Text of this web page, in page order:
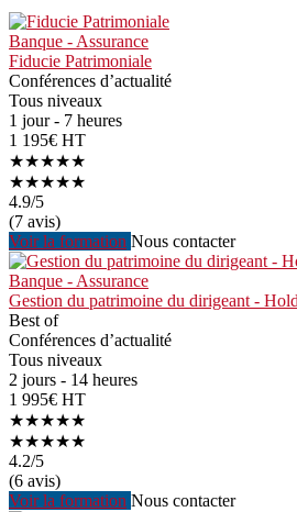
Banque - Assurance
Fiducie Patrimoniale
Conférences d’actualité
Tous niveaux
1 jour - 7 heures
1 195€ HT
★★★★★
★★★★★
4.9/5
(7 avis)
Voir la formation Nous contacter
Banque - Assurance
Gestion du patrimoine du dirigeant -
Best of
Conférences d’actualité
Tous niveaux
2 jours - 14 heures
1 995€ HT
★★★★★
★★★★★
4.2/5
(6 avis)
Voir la formation Nous contacter